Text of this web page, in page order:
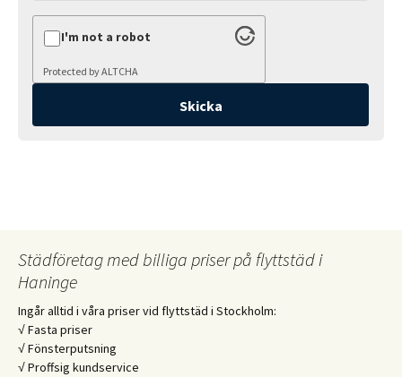
I'm not a robot
Protected byALTCHA
Städföretag med billiga priser på flyttstäd i
Haninge
Ingår alltid i våra priser vid flyttstäd i Stockholm:
√ Fasta priser
√ Fönsterputsning
√ Proffsig kundservice